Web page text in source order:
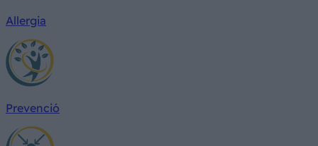
Allergia
Prevenció